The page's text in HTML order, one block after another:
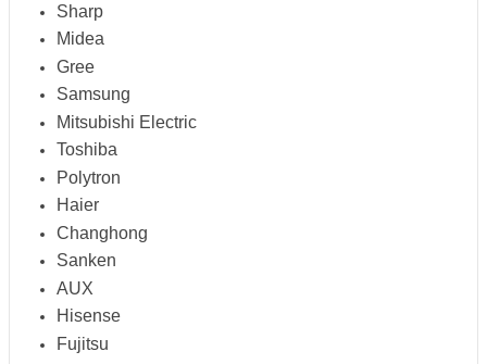
Sharp
Midea
Gree
Samsung
Mitsubishi Electric
Toshiba
Polytron
Haier
Changhong
Sanken
AUX
Hisense
Fujitsu